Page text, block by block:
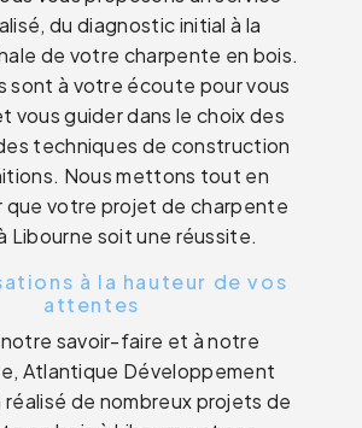
du diagnostic initial à la
de votre charpente en bois.
sont à votre écoute pour vous
vous guider dans le choix des
techniques de construction
Nous mettons tout en
votre projet de charpente
Libourne soit une réussite.
à la hauteur de vos
attentes
savoir-faire et à notre
Atlantique Développement
réalisé de nombreux projets de